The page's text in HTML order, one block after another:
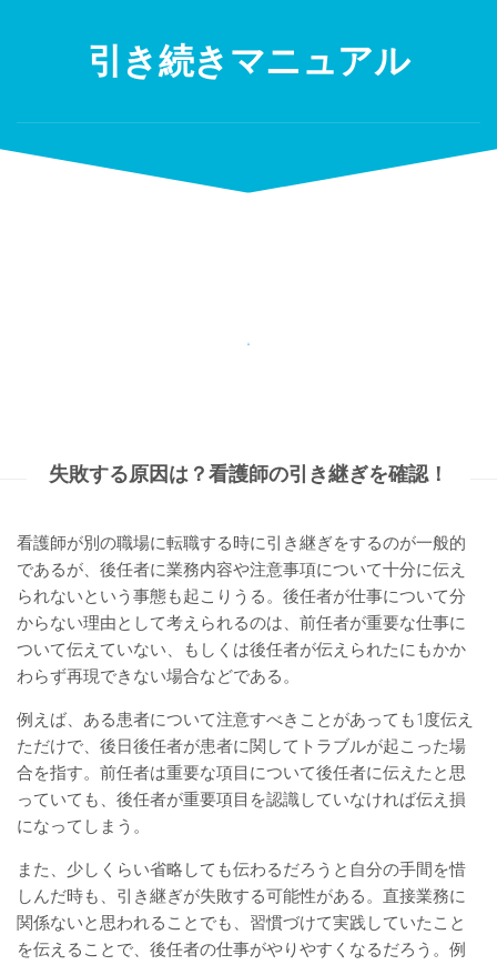
引き続きマニュアル
失敗する原因は？看護師の引き継ぎを確認！
看護師が別の職場に転職する時に引き継ぎをするのが一般的
であるが、後任者に業務内容や注意事項について十分に伝え
られないという事態も起こりうる。後任者が仕事について分
からない理由として考えられるのは、前任者が重要な仕事に
ついて伝えていない、もしくは後任者が伝えられたにもかか
わらず再現できない場合などである。
例えば、ある患者について注意すべきことがあっても1度伝え
ただけで、後日後任者が患者に関してトラブルが起こった場
合を指す。前任者は重要な項目について後任者に伝えたと思
っていても、後任者が重要項目を認識していなければ伝え損
になってしまう。
また、少しくらい省略しても伝わるだろうと自分の手間を惜
しんだ時も、引き継ぎが失敗する可能性がある。直接業務に
関係ないと思われることでも、習慣づけて実践していたこと
を伝えることで、後任者の仕事がやりやすくなるだろう。例